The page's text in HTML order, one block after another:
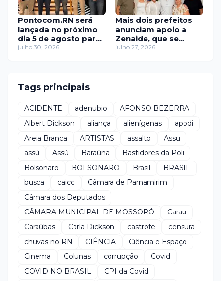
Pontocom.RN será
lançada no próximo
dia 5 de agosto para
representar a força
julho 30, 2026
Mais dois prefeitos
anunciam apoio a
Zenaide, que se
aproxima de 110
julho 27, 2026
Tags principais
ACIDENTE adenubio
AFONSO BEZERRA
Albert Dickson
aliança alienígenas
apodi
Areia Branca
ARTISTAS assalto
Assu
assú
Assú Baraúna
Bastidores da Poli
Bolsonaro
BOLSONARO Brasil
BRASIL
busca
caico
Câmara de Parnamirim
Câmara dos Deputados
CÂMARA MUNICIPAL DE MOSSORÓ
Carau
Caraúbas
Carla Dickson castrofe
censura
chuvas no RN
CIÊNCIA
Ciência e Espaço
Cinema
Colunas corrupção
Covid
COVID NO BRASIL
CPI da Covid